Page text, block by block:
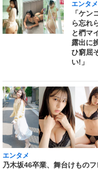
エンタメ
「ケン
ら忘れ
と椚マ
露出に
ひ窮屈
い!」
エンタメ
乃木坂46卒業、舞台けものフ